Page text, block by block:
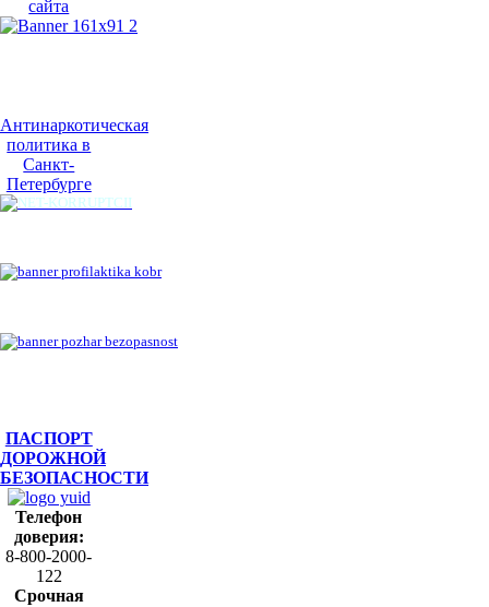
Антинаркотическая
политика в
Санкт-
Петербурге
ПАСПОРТ
ДОРОЖНОЙ
БЕЗОПАСНОСТИ
Телефон
доверия:
8-800-2000-
122
Срочная